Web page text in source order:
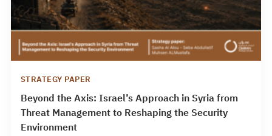
STRATEGY PAPER
Beyond the Axis: Israel’s Approach in Syria from
Threat Management to Reshaping the Security
Environment